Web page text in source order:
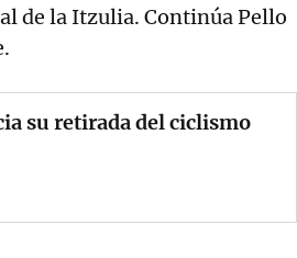
de la Itzulia. Continúa Pello
su retirada del ciclismo